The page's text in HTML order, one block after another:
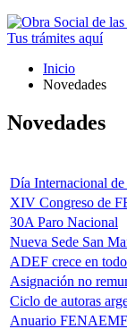
Tus trámites aquí
Inicio
Novedades
Novedades
Día Internacional
XIV Congreso de
30A Paro Nacional
Nueva Sede San
ADEF crece en
Asignación no
Ciclo de autoras
Anuario